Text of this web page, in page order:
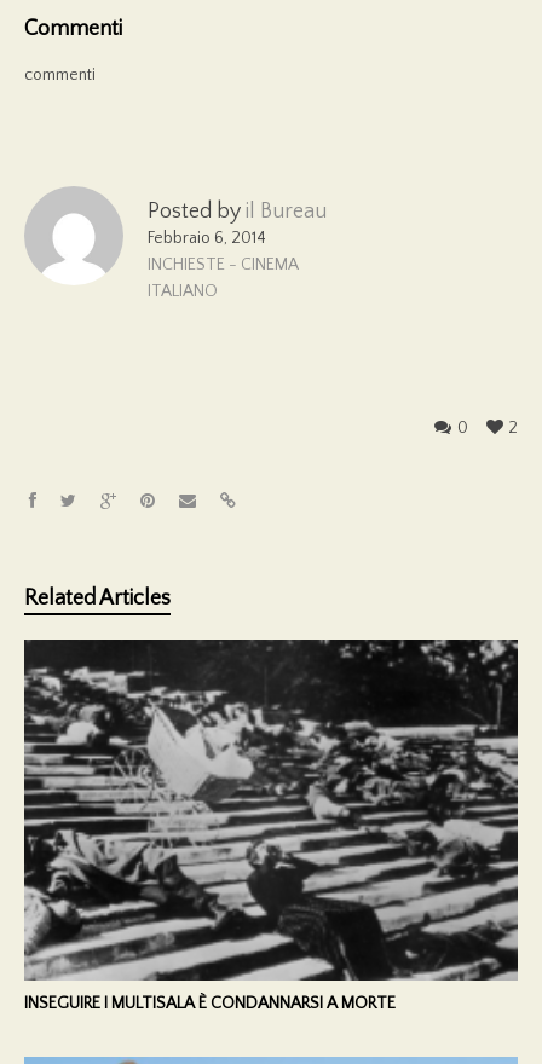
Commenti
commenti
Posted by il Bureau
Febbraio 6, 2014
INCHIESTE - CINEMA
ITALIANO
2
0
Related Articles
INSEGUIRE I MULTISALA È CONDANNARSI A MORTE